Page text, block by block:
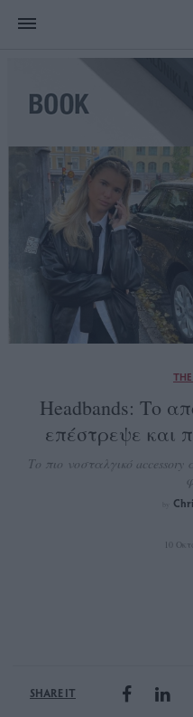
Headbands: Το
επέστρεψε και
Το πιο νοσταλγικό
10
SHARE IT